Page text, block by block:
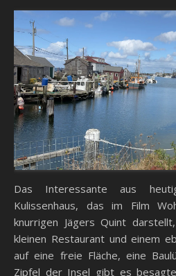
Das Interessante aus
Kulissenhaus, das im Film
knurrigen Jägers Quint
kleinen Restaurant und einem
auf eine freie Fläche, eine
Zipfel der Insel gibt es